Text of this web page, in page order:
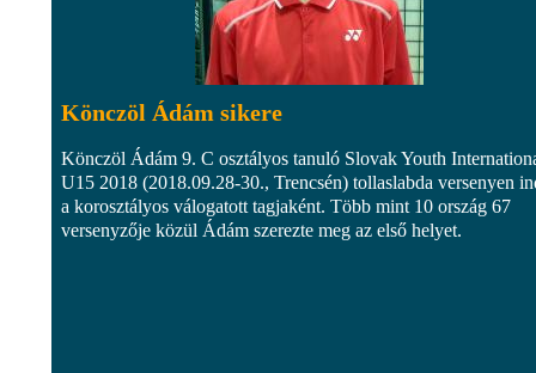
Könczöl Ádám sikere
Könczöl Ádám 9. C osztályos tanuló Slovak Youth
U15 2018 (2018.09.28-30., Trencsén) tollaslabda versenyen
a korosztályos válogatott tagjaként. Több mint 10 ország 67
versenyzője közül Ádám szerezte meg az első helyet.